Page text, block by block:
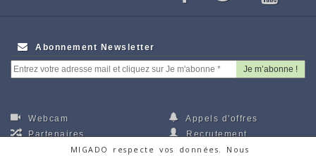
MIGADO respecte vos données. Nous
Abonnement Newsletter
Webcam
Partenaires
Autres Associations
Appels d'offres
Recrutement
Faire un don via la